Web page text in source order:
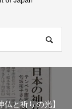
と祈りの光】